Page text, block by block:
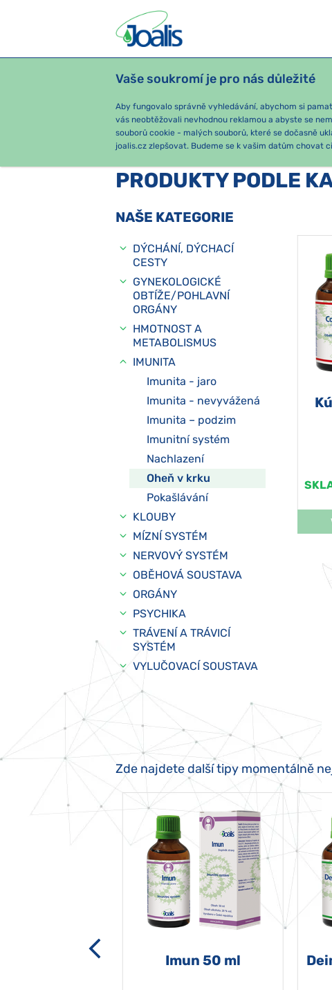
Vaše soukromí je pro nás důležité
Aby fungovalo správně vyhledávání, abychom si
vás neobtěžovali nevhodnou reklamou a abyste se
souborů cookie - malých souborů, které se dočasně
joalis.cz zlepšovat. Budeme se k vašim datům chovat
PRODUKTY PODLE OBTÍŽÍ SEZÓNNÍ
e-shop Joalis Podle obtíží
PRODUKTY PODLE
NAŠE KATEGORIE
DÝCHÁNÍ, DÝCHACÍ
CESTY
GYNEKOLOGICKÉ
OBTÍŽE/POHLAVNÍ
ORGÁNY
HMOTNOST A
METABOLISMUS
IMUNITA
Imunita - jaro
Imunita - nevyvážená
Imunita – podzim
Imunitní systém
Nachlazení
Oheň v krku
Pokašlávání
KLOUBY
MÍZNÍ SYSTÉM
NERVOVÝ SYSTÉM
OBĚHOVÁ SOUSTAVA
ORGÁNY
PSYCHIKA
TRÁVENÍ A TRÁVICÍ
SYSTÉM
VYLUČOVACÍ SOUSTAVA
Zde najdete další tipy momentálně
Imun 50 ml